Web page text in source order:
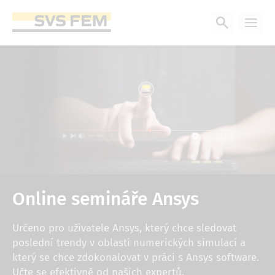
hlavnímu
Online semináře Ansys
Určeno pro uživatele Ansys, který chce sledovat
poslední trendy v oblasti numerických simulací a
který se chce zdokonalovat v práci s Ansys software.
Učte se efektivně od našich expertů.